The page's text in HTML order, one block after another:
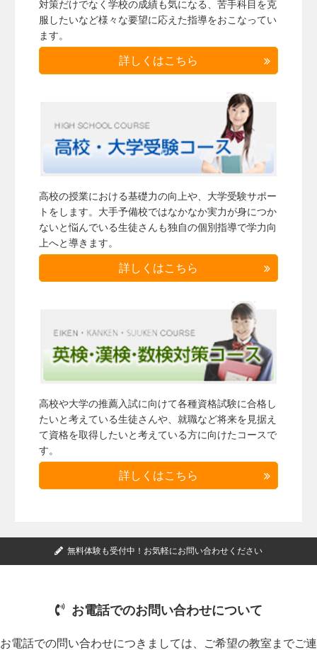
対策だけでなく学校の成績も気になる、苦手科目を克
服したいなど様々な要望に応えた指導をおこなってい
ます。
詳しくはこちら
高校の授業における基礎力の向上や、大学受験サポー
トをします。大手予備校ではなかなか実力が身につか
ないと悩んでいる生徒さんも独自の個別指導で学力向
上へと導きます。
詳しくはこちら
高校や大学の推薦入試に向けて各種資格試験に合格し
たいと考えている生徒さんや、就職など将来を見据え
て資格を取得したいと考えている方に向けたコースで
す。
詳しくはこちら
無料体験も受付中！お気軽にお問い合わせください
お電話でのお問い合わせについて
お電話での問い合わせにつきましては、ご希望の教室までご連